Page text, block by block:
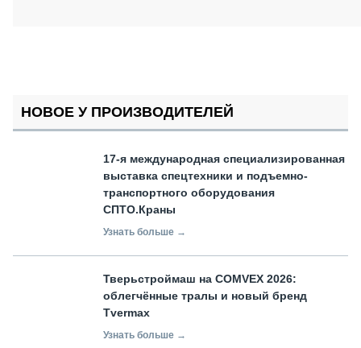
НОВОЕ У ПРОИЗВОДИТЕЛЕЙ
17-я международная специализированная
выставка спецтехники и подъемно-
транспортного оборудования
СПТО.Краны
Узнать больше →
Тверьстроймаш на COMVEX 2026:
облегчённые тралы и новый бренд
Tvermax
Узнать больше →